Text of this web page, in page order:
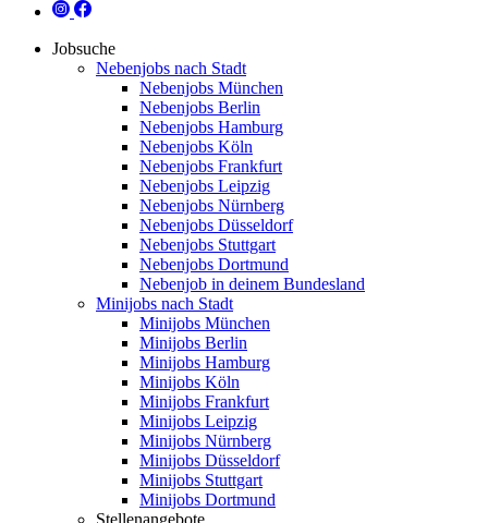
Jobsuche
Nebenjobs nach Stadt
Nebenjobs München
Nebenjobs Berlin
Nebenjobs Hamburg
Nebenjobs Köln
Nebenjobs Frankfurt
Nebenjobs Leipzig
Nebenjobs Nürnberg
Nebenjobs Düsseldorf
Nebenjobs Stuttgart
Nebenjobs Dortmund
Nebenjob in deinem Bundesland
Minijobs nach Stadt
Minijobs München
Minijobs Berlin
Minijobs Hamburg
Minijobs Köln
Minijobs Frankfurt
Minijobs Leipzig
Minijobs Nürnberg
Minijobs Düsseldorf
Minijobs Stuttgart
Minijobs Dortmund
Stellenangebote